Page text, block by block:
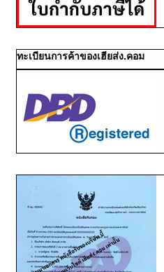
ทะเบียนการค้าของเฮียส่ง.คอม